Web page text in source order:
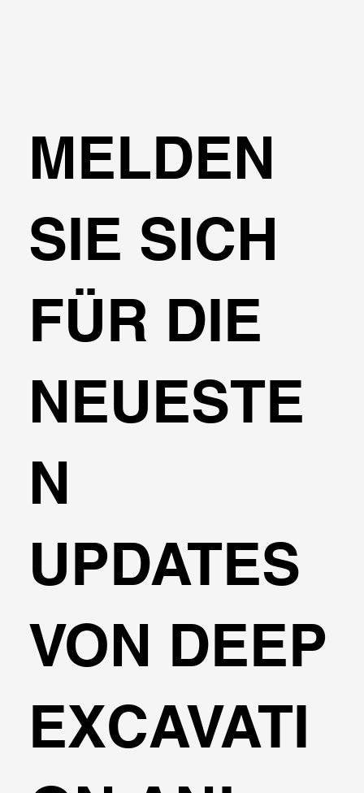
MELDEN
SIE SICH
FÜR DIE
NEUESTE
N
UPDATES
VON DEEP
EXCAVATI